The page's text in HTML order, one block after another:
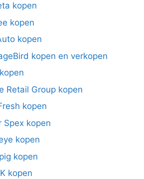
kopen
kopen
kopen
kopen en verkopen
Retail Group kopen
kopen
Spex kopen
kopen
kopen
kopen